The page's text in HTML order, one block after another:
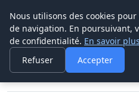
POUVOIR
ACCUEIL
CRÉATION
DEVENIR MEMBRE DU COMITÉ
Nous utilisons des cookies
de navigation. En poursuivant,
de confidentialité. En savoir plus
Refuser
Accepter